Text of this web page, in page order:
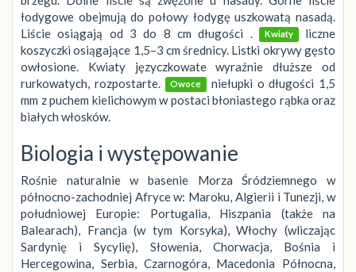
łodygowe obejmują do połowy łodygę uszkowatą nasadą.
Liście osiągają od 3 do 8 cm długości .
Kwiaty liczne
koszyczki osiągające 1,5–3 cm średnicy. Listki okrywy gęsto
owłosione. Kwiaty języczkowate wyraźnie dłuższe od
rurkowatych, rozpostarte.
Owoce
niełupki o długości 1,5
mm z puchem kielichowym w postaci błoniastego rąbka oraz
białych włosków.
Biologia i występowanie
Rośnie naturalnie w basenie Morza Śródziemnego w
północno-zachodniej Afryce w: Maroku, Algierii i Tunezji, w
południowej Europie: Portugalia, Hiszpania (także na
Balearach), Francja (w tym Korsyka), Włochy (wliczając
Sardynię i Sycylię), Słowenia, Chorwacja, Bośnia i
Hercegowina, Serbia, Czarnogóra, Macedonia Północna,